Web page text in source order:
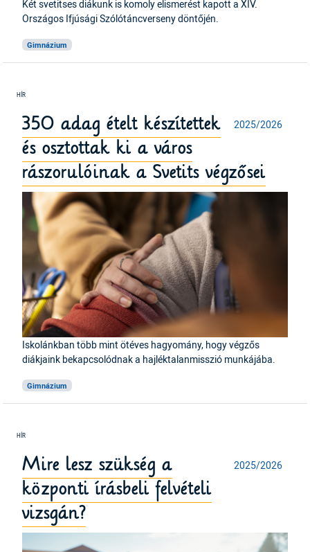
Két svetitses diákunk is komoly elismerést kapott a XIV.
Országos Ifjúsági Szólótáncverseny döntőjén.
Gimnázium
2025/2026
350 adag ételt készítettek
és osztottak ki a város
rászorulóinak a Svetits végzősei
Iskolánkban több mint ötéves hagyomány, hogy végzős
diákjaink bekapcsolódnak a hajléktalanmisszió munkájába.
Gimnázium
2025/2026
Mire lesz szükség a
központi írásbeli felvételi
vizsgán?